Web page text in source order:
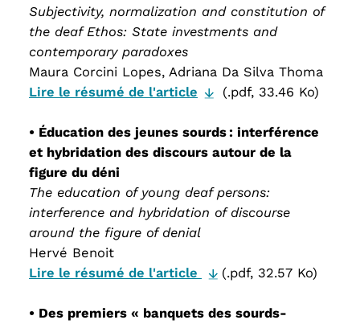
Subjectivity, normalization and constitution of
the deaf Ethos: State investments and
contemporary paradoxes
Maura Corcini Lopes, Adriana Da Silva Thoma
Lire le résumé de l'article
(.pdf, 33.46 Ko)
• Éducation des jeunes sourds : interférence
et hybridation des discours autour de la
figure du déni
The education of young deaf persons:
interference and hybridation of discourse
around the figure of denial
Hervé Benoit
Lire le résumé de l'article
(.pdf, 32.57 Ko)
• Des premiers « banquets des sourds-